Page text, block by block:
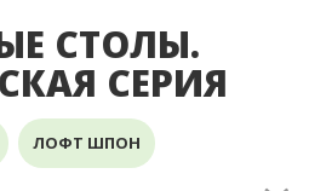
СТОЛЫ.
СЕРИЯ
ЛОФТ ШПОН